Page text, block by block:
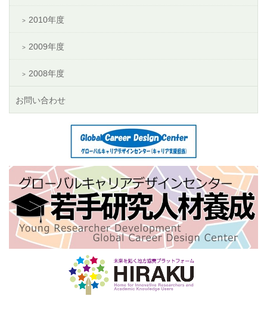
2010年度
2009年度
2008年度
お問い合わせ